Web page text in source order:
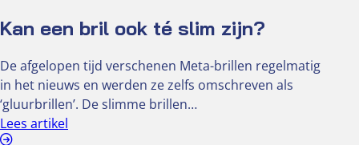
Kan een bril ook té slim zijn?
De afgelopen tijd verschenen Meta-brillen regelmatig
in het nieuws en werden ze zelfs omschreven als
‘gluurbrillen’. De slimme brillen…
Lees artikel